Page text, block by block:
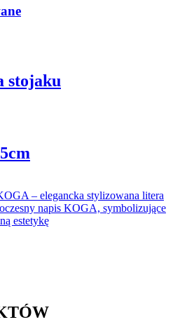
stojaku